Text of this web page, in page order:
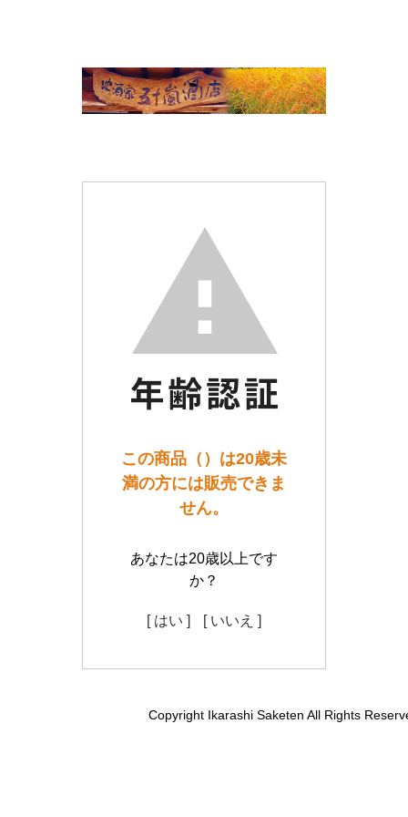
この商品（）は20歳未
満の方には販売できま
せん。
あなたは20歳以上です
か？
[ はい ] [ いいえ ]
Copyright Ikarashi Saketen All Rights